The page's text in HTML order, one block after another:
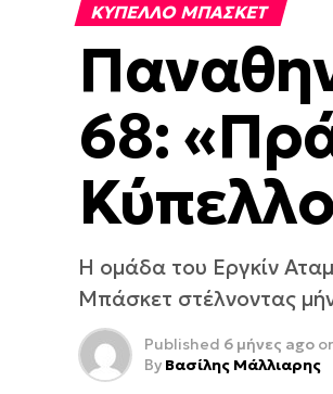
ΚΥΠΕΛΛΟ ΜΠΑΣΚΕΤ
68:
Η ομάδα του Εργκίν
Μπάσκετ στέλνοντας
Published 6 μήνες ago
By Βασίλης Μάλλιαρης